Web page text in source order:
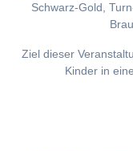
Schwarz-Gold,
Ziel dieser
Kinder in